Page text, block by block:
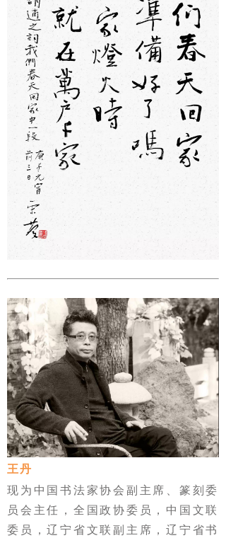
王丹
现为中国书法家协会副主席、篆刻委
员会主任，全国政协委员，中国文联
委员，辽宁省文联副主席，辽宁省书